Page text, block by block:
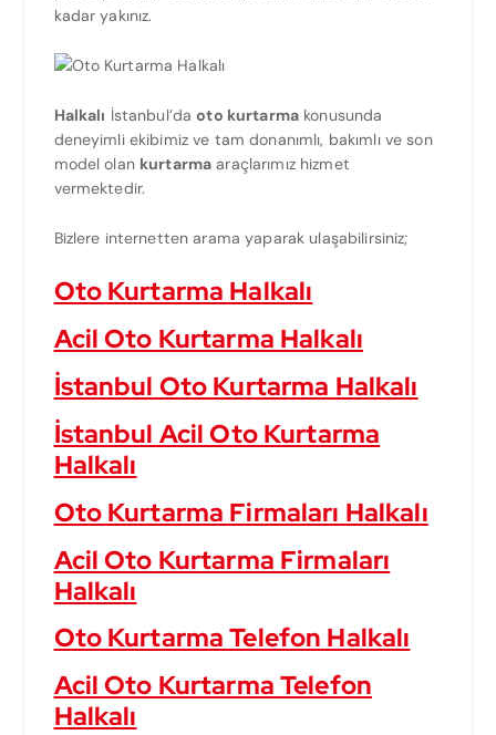
kadar yakınız.
Halkalı İstanbul’daoto kurtarma konusunda
deneyimli ekibimiz ve tam donanımlı, bakımlı ve son
model olan kurtarma araçlarımız hizmet
vermektedir.
Bizlere internetten arama yaparak ulaşabilirsiniz;
Oto Kurtarma Halkalı
Acil Oto Kurtarma Halkalı
İstanbul Oto Kurtarma Halkalı
İstanbul Acil Oto Kurtarma
Halkalı
Oto Kurtarma Firmaları Halkalı
Acil Oto Kurtarma Firmaları
Halkalı
Oto Kurtarma Telefon Halkalı
Acil Oto Kurtarma Telefon
Halkalı